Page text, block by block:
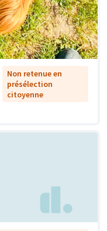
Non retenue en
présélection
citoyenne